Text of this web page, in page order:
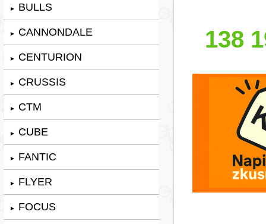
► BULLS
► CANNONDALE
► CENTURION
► CRUSSIS
► CTM
► CUBE
► FANTIC
► FLYER
► FOCUS
138